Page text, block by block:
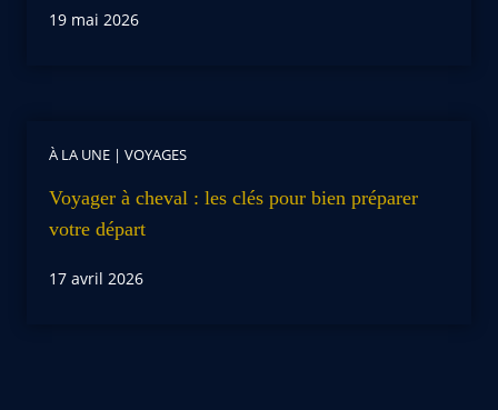
19 mai 2026
À LA UNE | VOYAGES
Voyager à cheval : les clés pour bien préparer
votre départ
17 avril 2026